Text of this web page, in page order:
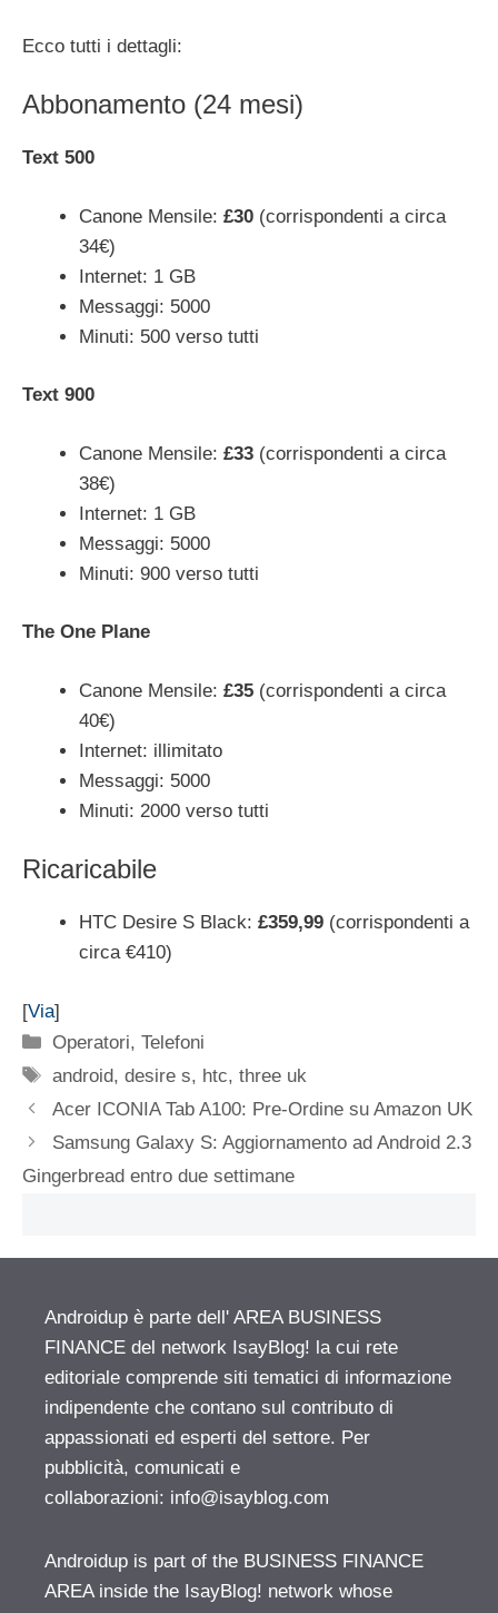
Ecco tutti i dettagli:
Abbonamento (24 mesi)
Text 500
Canone Mensile: £30 (corrispondenti a circa
34€)
Internet: 1 GB
Messaggi: 5000
Minuti: 500 verso tutti
Text 900
Canone Mensile: £33 (corrispondenti a circa
38€)
Internet: 1 GB
Messaggi: 5000
Minuti: 900 verso tutti
The One Plane
Canone Mensile: £35 (corrispondenti a circa
40€)
Internet: illimitato
Messaggi: 5000
Minuti: 2000 verso tutti
Ricaricabile
HTC Desire S Black: £359,99 (corrispondenti a
circa €410)
[Via]
Categorie
Operatori,Telefoni
Tag
android,desire s, htc,three uk
Acer ICONIA Tab A100: Pre-Ordine su Amazon UK
Samsung Galaxy S: Aggiornamento ad Android 2.3
Gingerbread entro due settimane
Androidup è parte dell' AREA BUSINESS
FINANCE del network IsayBlog! la cui rete
editoriale comprende siti tematici di informazione
indipendente che contano sul contributo di
appassionati ed esperti del settore. Per
pubblicità, comunicati e
collaborazioni: info@isayblog.com
Androidup is part of the BUSINESS FINANCE
AREA inside the IsayBlog! network whose